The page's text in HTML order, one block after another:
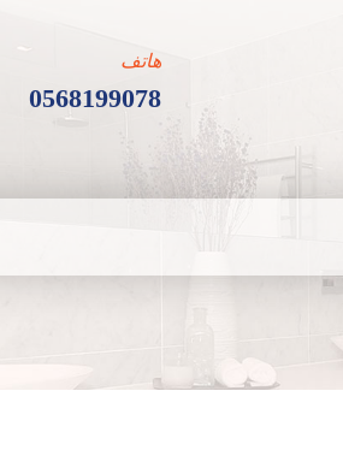
هاتف
0568199078